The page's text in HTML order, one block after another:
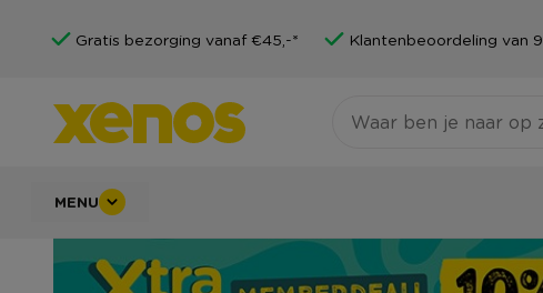
Gratis bezorging vanaf €45,-* Klantenbeoordeling van 9
MENU